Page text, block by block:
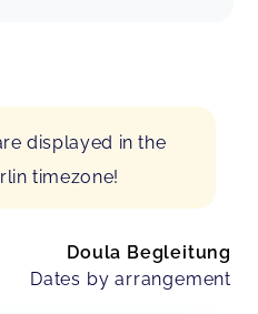
displayed in the
timezone!
Doula Begleitung
Dates by arrangement